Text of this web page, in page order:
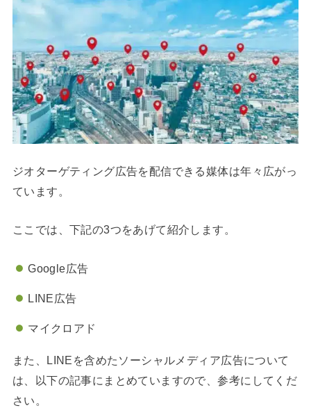
ジオターゲティング広告を配信できる媒体は年々広がっ
ています。
ここでは、下記の3つをあげて紹介します。
Google広告
LINE広告
マイクロアド
また、LINEを含めたソーシャルメディア広告について
は、以下の記事にまとめていますので、参考にしてくだ
さい。